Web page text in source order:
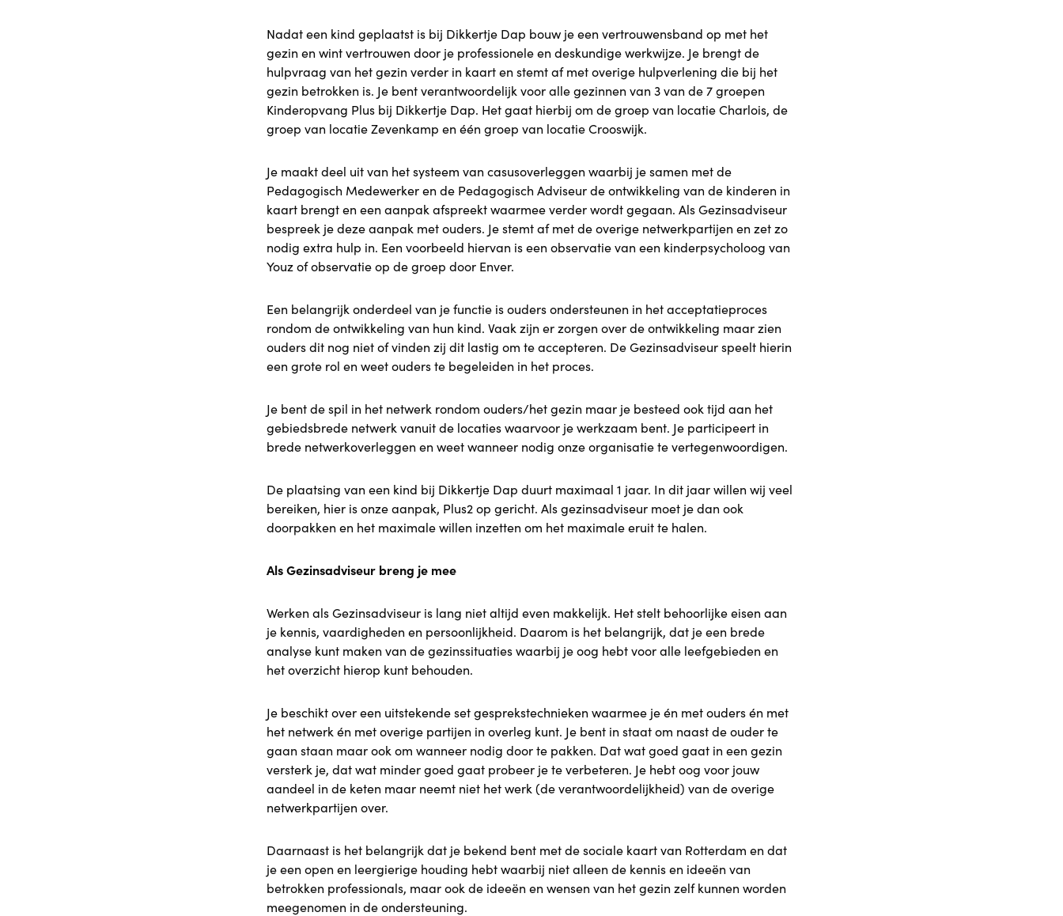
Nadat een kind geplaatst is bij Dikkertje Dap bouw je een vertrouwensband op met het
gezin en wint vertrouwen door je professionele en deskundige werkwijze. Je brengt de
hulpvraag van het gezin verder in kaart en stemt af met overige hulpverlening die bij het
gezin betrokken is. Je bent verantwoordelijk voor alle gezinnen van 3 van de 7 groepen
Kinderopvang Plus bij Dikkertje Dap. Het gaat hierbij om de groep van locatie Charlois, de
groep van locatie Zevenkamp en één groep van locatie Crooswijk.
Je maakt deel uit van het systeem van casusoverleggen waarbij je samen met de
Pedagogisch Medewerker en de Pedagogisch Adviseur de ontwikkeling van de kinderen in
kaart brengt en een aanpak afspreekt waarmee verder wordt gegaan. Als Gezinsadviseur
bespreek je deze aanpak met ouders. Je stemt af met de overige netwerkpartijen en zet zo
nodig extra hulp in. Een voorbeeld hiervan is een observatie van een kinderpsycholoog van
Youz of observatie op de groep door Enver.
Een belangrijk onderdeel van je functie is ouders ondersteunen in het acceptatieproces
rondom de ontwikkeling van hun kind. Vaak zijn er zorgen over de ontwikkeling maar zien
ouders dit nog niet of vinden zij dit lastig om te accepteren. De Gezinsadviseur speelt hierin
een grote rol en weet ouders te begeleiden in het proces.
Je bent de spil in het netwerk rondom ouders/het gezin maar je besteed ook tijd aan het
gebiedsbrede netwerk vanuit de locaties waarvoor je werkzaam bent. Je participeert in
brede netwerkoverleggen en weet wanneer nodig onze organisatie te vertegenwoordigen.
De plaatsing van een kind bij Dikkertje Dap duurt maximaal 1 jaar. In dit jaar willen wij veel
bereiken, hier is onze aanpak, Plus2 op gericht. Als gezinsadviseur moet je dan ook
doorpakken en het maximale willen inzetten om het maximale eruit te halen.
Als Gezinsadviseur breng je mee
Werken als Gezinsadviseur is lang niet altijd even makkelijk. Het stelt behoorlijke eisen aan
je kennis, vaardigheden en persoonlijkheid. Daarom is het belangrijk, dat je een brede
analyse kunt maken van de gezinssituaties waarbij je oog hebt voor alle leefgebieden en
het overzicht hierop kunt behouden.
Je beschikt over een uitstekende set gesprekstechnieken waarmee je én met ouders én met
het netwerk én met overige partijen in overleg kunt. Je bent in staat om naast de ouder te
gaan staan maar ook om wanneer nodig door te pakken. Dat wat goed gaat in een gezin
versterk je, dat wat minder goed gaat probeer je te verbeteren. Je hebt oog voor jouw
aandeel in de keten maar neemt niet het werk (de verantwoordelijkheid) van de overige
netwerkpartijen over.
Daarnaast is het belangrijk dat je bekend bent met de sociale kaart van Rotterdam en dat
je een open en leergierige houding hebt waarbij niet alleen de kennis en ideeën van
betrokken professionals, maar ook de ideeën en wensen van het gezin zelf kunnen worden
meegenomen in de ondersteuning.